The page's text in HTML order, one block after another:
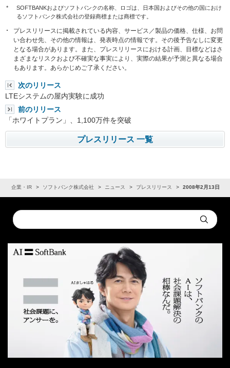
*
SOFTBANKおよびソフトバンクの名称、ロゴは、日本国およびその他の国におけ
るソフトバンク株式会社の登録商標または商標です。
プレスリリースに掲載されている内容、サービス／製品の価格、仕様、お問
い合わせ先、その他の情報は、発表時点の情報です。その後予告なしに変更
となる場合があります。また、プレスリリースにおける計画、目標などはさ
まざまなリスクおよび不確実な事実により、実際の結果が予測と異なる場合
もあります。あらかじめご了承ください。
次のリリース
LTEシステムの屋内実験に成功
前のリリース
「ホワイトプラン」、1,100万件を突破
プレスリリース 一覧
企業・IR ソフトバンク株式会社 ニュース プレスリリース 2008年2月13日
Conduct
a
Submit